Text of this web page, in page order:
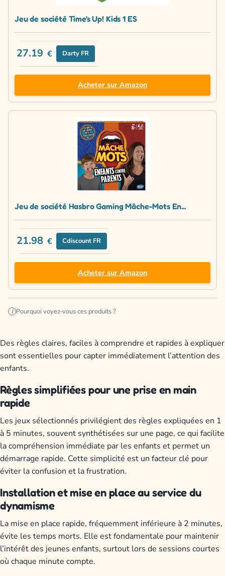
Jeu de société Time's Up! Kids 1 ES
27.19 € Darty FR
Acheter sur Amazon
Jeu de société Hasbro Gaming Mâche-Mots En...
21.98 € Cdiscount FR
Acheter sur Amazon
i Pourquoi voyez-vous ces produits ?
Des règles claires, faciles à comprendre et rapides à expliquer
sont essentielles pour capter immédiatement l’attention des
enfants.
Règles simplifiées pour une prise en main
rapide
Les jeux sélectionnés privilégient des règles expliquées en 1
à 5 minutes, souvent synthétisées sur une page, ce qui facilite
la compréhension immédiate par les enfants et permet un
démarrage rapide. Cette simplicité est un facteur clé pour
éviter la confusion et la frustration.
Installation et mise en place au service du
dynamisme
La mise en place rapide, fréquemment inférieure à 2 minutes,
évite les temps morts. Elle est fondamentale pour maintenir
l’intérêt des jeunes enfants, surtout lors de sessions courtes
où chaque minute compte.